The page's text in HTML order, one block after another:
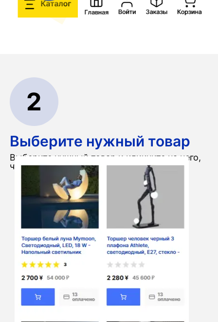
2
Выберите нужный товар
Выберите нужный товар и кликните на него,
чтобы перейти в карточку товара.